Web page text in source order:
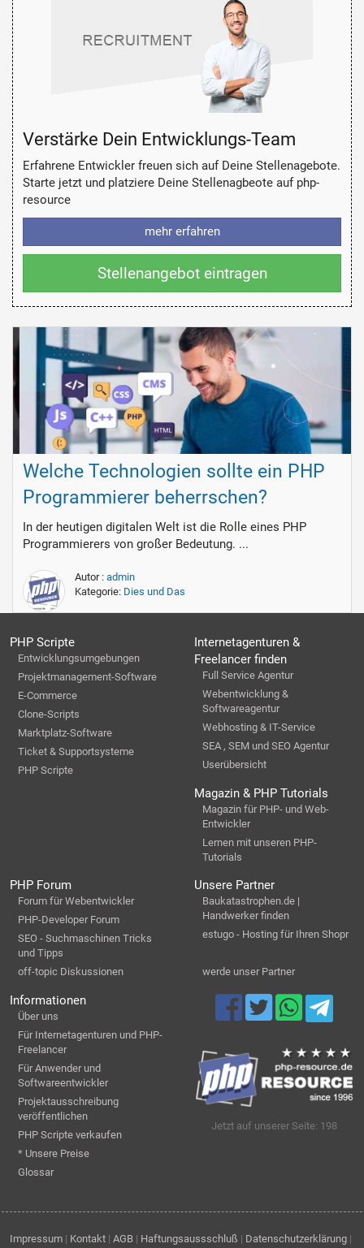
Verstärke Dein Entwicklungs-Team
Erfahrene Entwickler freuen sich auf Deine Stellenagebote.
Starte jetzt und platziere Deine Stellenagbeote auf php-
resource
mehr erfahren
Stellenangebot eintragen
Welche Technologien sollte ein PHP
Programmierer beherrschen?
In der heutigen digitalen Welt ist die Rolle eines PHP
Programmierers von großer Bedeutung. ...
Autor : admin
Kategorie: Dies und Das
PHP Scripte
Entwicklungsumgebungen
Projektmanagement-Software
E-Commerce
Clone-Scripts
Marktplatz-Software
Ticket & Supportsysteme
PHP Scripte
Internetagenturen &
Freelancer finden
Full Service Agentur
Webentwicklung &
Softwareagentur
Webhosting & IT-Service
SEA , SEM und SEO Agentur
Userübersicht
Magazin & PHP Tutorials
Magazin für PHP- und Web-
Entwickler
Lernen mit unseren PHP-
Tutorials
PHP Forum
Forum für Webentwickler
PHP-Developer Forum
SEO - Suchmaschinen Tricks
und Tipps
off-topic Diskussionen
Unsere Partner
Baukatastrophen.de |
Handwerker finden
estugo - Hosting für Ihren Shopr
werde unser Partner
Informationen
Über uns
Für Internetagenturen und PHP-
Freelancer
Für Anwender und
Softwareentwickler
Projektausschreibung
veröffentlichen
PHP Scripte verkaufen
* Unsere Preise
Glossar
Jetzt auf unserer Seite: 198
Impressum | Kontakt | AGB | Haftungsaussschluß | Datenschutzerklärung |